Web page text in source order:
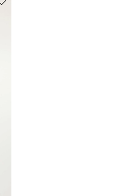
Sposta nella wishlist